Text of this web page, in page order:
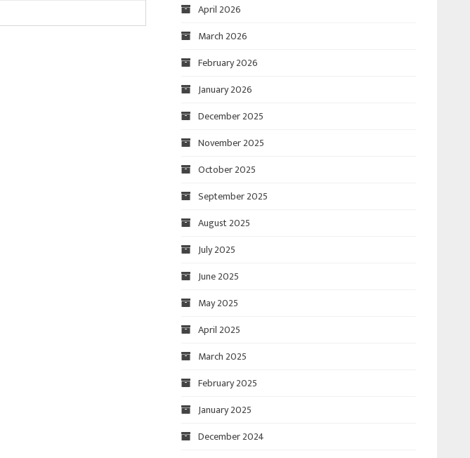
April 2026
March 2026
February 2026
January 2026
December 2025
November 2025
October 2025
September 2025
August 2025
July 2025
June 2025
May 2025
April 2025
March 2025
February 2025
January 2025
December 2024